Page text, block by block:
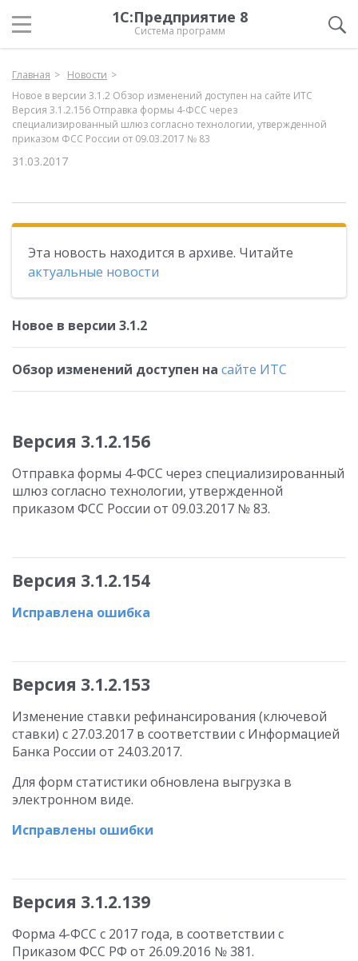
1С:Предприятие 8
Система программ
Главная
Новости
Новое в версии 3.1.2 Обзор изменений доступен на сайте ИТС
Версия 3.1.2.156 Отправка формы 4-ФСС через
специализированный шлюз согласно технологии, утвержденной
приказом ФСС России от 09.03.2017 № 83
31.03.2017
Эта новость находится в архиве. Читайте
актуальные новости
Новое в версии 3.1.2
Обзор изменений доступен на сайте ИТС
Версия 3.1.2.156
Отправка формы 4-ФСС через специализированный
шлюз согласно технологии, утвержденной
приказом ФСС России от 09.03.2017 № 83.
Версия 3.1.2.154
Исправлена ошибка
Версия 3.1.2.153
Изменение ставки рефинансирования (ключевой
ставки) с 27.03.2017 в соответствии с Информацией
Банка России от 24.03.2017.
Для форм статистики обновлена выгрузка в
электронном виде.
Исправлены ошибки
Версия 3.1.2.139
Форма 4-ФСС с 2017 года, в соответствии с
Приказом ФСС РФ от 26.09.2016 № 381.